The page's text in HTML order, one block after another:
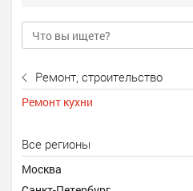
Ремонт, строительство
Ремонт кухни
Все регионы
Москва